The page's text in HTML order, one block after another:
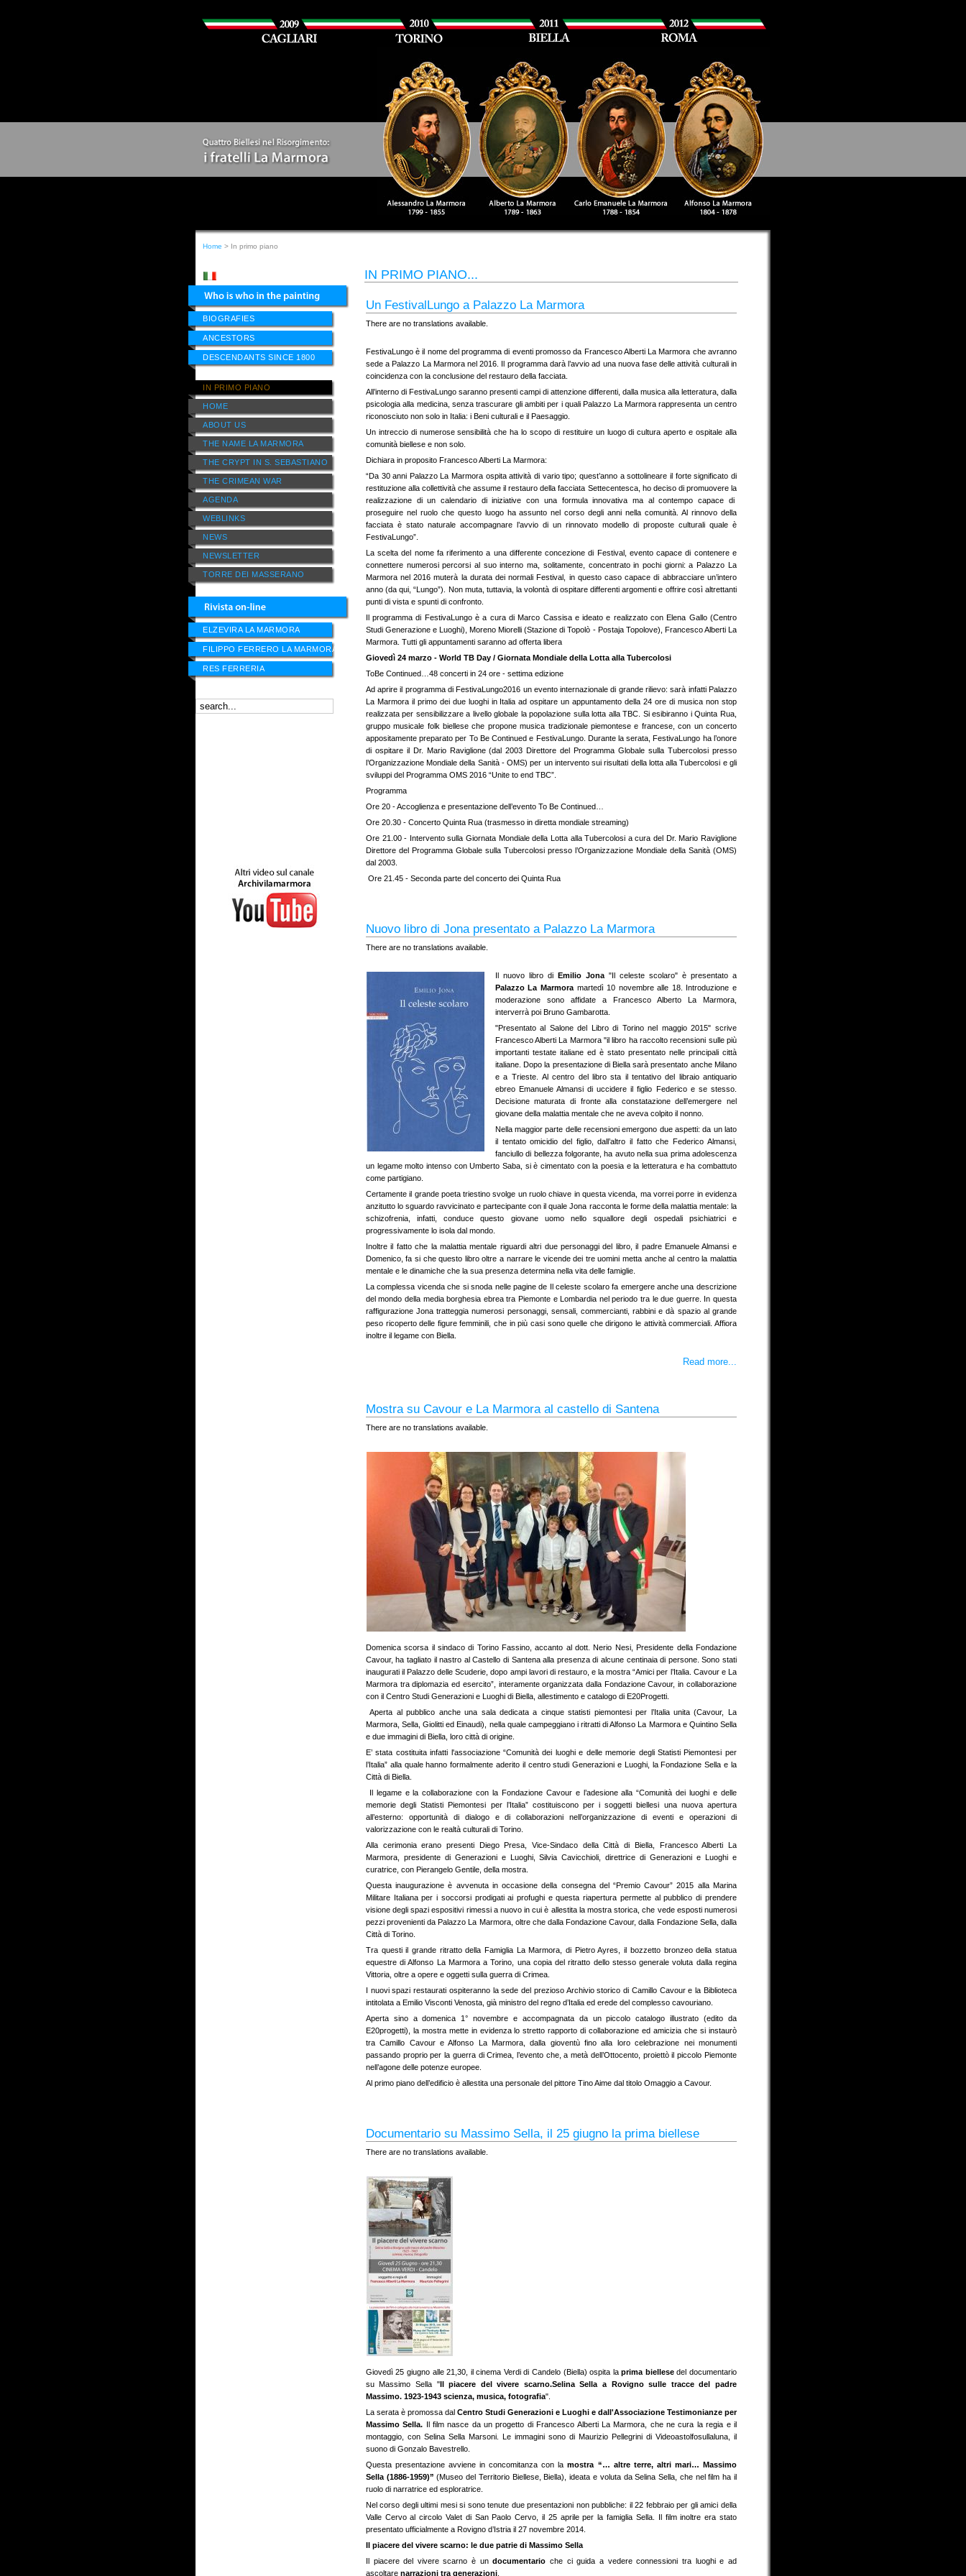
Home > In primo piano
BIOGRAFIES
ANCESTORS
DESCENDANTS SINCE 1800
IN PRIMO PIANO
HOME
ABOUT US
THE NAME LA MARMORA
THE CRYPT IN S. SEBASTIANO
THE CRIMEAN WAR
AGENDA
WEBLINKS
NEWS
NEWSLETTER
TORRE DEI MASSERANO
ELZEVIRA LA MARMORA
FILIPPO FERRERO LA MARMORA
RES FERRERIA
IN PRIMO PIANO...
Un FestivalLungo a Palazzo La Marmora
There are no translations available.
FestivaLungo è il nome del programma di eventi promosso da Francesco Alberti La Marmora che avranno
sede a Palazzo La Marmora nel 2016. Il programma darà l’avvio ad una nuova fase delle attività culturali in
coincidenza con la conclusione del restauro della facciata.
All’interno di FestivaLungo saranno presenti campi di attenzione differenti, dalla musica alla letteratura, dalla
psicologia alla medicina, senza trascurare gli ambiti per i quali Palazzo La Marmora rappresenta un centro
riconosciuto non solo in Italia: i Beni culturali e il Paesaggio.
Un intreccio di numerose sensibilità che ha lo scopo di restituire un luogo di cultura aperto e ospitale alla
comunità biellese e non solo.
Dichiara in proposito Francesco Alberti La Marmora:
“Da 30 anni Palazzo La Marmora ospita attività di vario tipo; quest’anno a sottolineare il forte significato di
restituzione alla collettività che assume il restauro della facciata Settecentesca, ho deciso di promuovere la
realizzazione di un calendario di iniziative con una formula innovativa ma al contempo capace di
proseguire nel ruolo che questo luogo ha assunto nel corso degli anni nella comunità. Al rinnovo della
facciata è stato naturale accompagnare l’avvio di un rinnovato modello di proposte culturali quale è
FestivaLungo”.
La scelta del nome fa riferimento a una differente concezione di Festival, evento capace di contenere e
connettere numerosi percorsi al suo interno ma, solitamente, concentrato in pochi giorni: a Palazzo La
Marmora nel 2016 muterà la durata dei normali Festival, in questo caso capace di abbracciare un’intero
anno (da qui, “Lungo”). Non muta, tuttavia, la volontà di ospitare differenti argomenti e offrire così altrettanti
punti di vista e spunti di confronto.
Il programma di FestivaLungo è a cura di Marco Cassisa e ideato e realizzato con Elena Gallo (Centro
Studi Generazione e Luoghi), Moreno Miorelli (Stazione di Topolò - Postaja Topolove), Francesco Alberti La
Marmora. Tutti gli appuntamenti saranno ad offerta libera
Giovedì 24 marzo - World TB Day / Giornata Mondiale della Lotta alla Tubercolosi
ToBe Continued…48 concerti in 24 ore - settima edizione
Ad aprire il programma di FestivaLungo2016 un evento internazionale di grande rilievo: sarà infatti Palazzo
La Marmora il primo dei due luoghi in Italia ad ospitare un appuntamento della 24 ore di musica non stop
realizzata per sensibilizzare a livello globale la popolazione sulla lotta alla TBC. Si esibiranno i Quinta Rua,
gruppo musicale folk biellese che propone musica tradizionale piemontese e francese, con un concerto
appositamente preparato per To Be Continued e FestivaLungo. Durante la serata, FestivaLungo ha l’onore
di ospitare il Dr. Mario Raviglione (dal 2003 Direttore del Programma Globale sulla Tubercolosi presso
l’Organizzazione Mondiale della Sanità - OMS) per un intervento sui risultati della lotta alla Tubercolosi e gli
sviluppi del Programma OMS 2016 “Unite to end TBC”.
Programma
Ore 20 - Accoglienza e presentazione dell’evento To Be Continued…
Ore 20.30 - Concerto Quinta Rua (trasmesso in diretta mondiale streaming)
Ore 21.00 - Intervento sulla Giornata Mondiale della Lotta alla Tubercolosi a cura del Dr. Mario Raviglione
Direttore del Programma Globale sulla Tubercolosi presso l’Organizzazione Mondiale della Sanità (OMS)
dal 2003.
Ore 21.45 - Seconda parte del concerto dei Quinta Rua
Nuovo libro di Jona presentato a Palazzo La Marmora
There are no translations available.
Il nuovo libro di Emilio Jona"Il celeste scolaro" è presentato a
Palazzo La Marmora martedì 10 novembre alle 18. Introduzione e
moderazione sono affidate a Francesco Alberto La Marmora,
interverrà poi Bruno Gambarotta.
"Presentato al Salone del Libro di Torino nel maggio 2015" scrive
Francesco Alberti La Marmora "il libro ha raccolto recensioni sulle più
importanti testate italiane ed è stato presentato nelle principali città
italiane.Dopo la presentazione di Biella sarà presentato anche Milano
e a Trieste. Al centro del libro sta il tentativo del libraio antiquario
ebreo Emanuele Almansi di uccidere il figlio Federico e se stesso.
Decisione maturata di fronte alla constatazione dell’emergere nel
giovane della malattia mentale che ne aveva colpito il nonno.
Nella maggior parte delle recensioni emergono due aspetti: da un lato
il tentato omicidio del figlio, dall’altro il fatto che Federico Almansi,
fanciullo di bellezza folgorante, ha avuto nella sua prima adolescenza
un legame molto intenso con Umberto Saba, si è cimentato con la poesia e la letteratura e ha combattuto
come partigiano.
Certamente il grande poeta triestino svolge un ruolo chiave in questa vicenda, ma vorrei porre in evidenza
anzitutto lo sguardo ravvicinato e partecipante con il quale Jona racconta le forme della malattia mentale: la
schizofrenia, infatti, conduce questo giovane uomo nello squallore degli ospedali psichiatrici e
progressivamente lo isola dal mondo.
Inoltre il fatto che la malattia mentale riguardi altri due personaggi del libro, il padre Emanuele Almansi e
Domenico, fa si che questo libro oltre a narrare le vicende dei tre uomini metta anche al centro la malattia
mentale e le dinamiche che la sua presenza determina nella vita delle famiglie.
La complessa vicenda che si snoda nelle pagine de Il celeste scolaro fa emergere anche una descrizione
del mondo della media borghesia ebrea tra Piemonte e Lombardia nel periodo tra le due guerre. In questa
raffigurazione Jona tratteggia numerosi personaggi, sensali, commercianti, rabbini e dà spazio al grande
peso ricoperto delle figure femminili, che in più casi sono quelle che dirigono le attività commerciali. Affiora
inoltre il legame con Biella.
Read more...
Mostra su Cavour e La Marmora al castello di Santena
There are no translations available.
Domenica scorsa il sindaco di Torino Fassino, accanto al dott. Nerio Nesi, Presidente della Fondazione
Cavour, ha tagliato il nastro al Castello di Santena alla presenza di alcune centinaia di persone. Sono stati
inaugurati il Palazzo delle Scuderie, dopo ampi lavori di restauro, e la mostra “Amici per l’Italia. Cavour e La
Marmora tra diplomazia ed esercito”, interamente organizzata dalla Fondazione Cavour, in collaborazione
con il Centro Studi Generazioni e Luoghi di Biella, allestimento e catalogo di E20Progetti.
Aperta al pubblico anche una sala dedicata a cinque statisti piemontesi per l’Italia unita (Cavour, La
Marmora, Sella, Giolitti ed Einaudi), nella quale campeggiano i ritratti di Alfonso La Marmora e Quintino Sella
e due immagini di Biella, loro città di origine.
E’ stata costituita infatti l'associazione “Comunità dei luoghi e delle memorie degli Statisti Piemontesi per
l’Italia” alla quale hanno formalmente aderito il centro studi Generazioni e Luoghi, la Fondazione Sella e la
Città di Biella.
Il legame e la collaborazione con la Fondazione Cavour e l’adesione alla “Comunità dei luoghi e delle
memorie degli Statisti Piemontesi per l’Italia” costituiscono per i soggetti biellesi una nuova apertura
all’esterno: opportunità di dialogo e di collaborazioni nell’organizzazione di eventi e operazioni di
valorizzazione con le realtà culturali di Torino.
Alla cerimonia erano presenti Diego Presa, Vice-Sindaco della Città di Biella, Francesco Alberti La
Marmora, presidente di Generazioni e Luoghi, Silvia Cavicchioli, direttrice di Generazioni e Luoghi e
curatrice, con Pierangelo Gentile, della mostra.
Questa inaugurazione è avvenuta in occasione della consegna del “Premio Cavour” 2015 alla Marina
Militare Italiana per i soccorsi prodigati ai profughi e questa riapertura permette al pubblico di prendere
visione degli spazi espositivi rimessi a nuovo in cui è allestita la mostra storica, che vede esposti numerosi
pezzi provenienti da Palazzo La Marmora, oltre che dalla Fondazione Cavour, dalla Fondazione Sella, dalla
Città di Torino.
Tra questi il grande ritratto della Famiglia La Marmora, di Pietro Ayres, il bozzetto bronzeo della statua
equestre di Alfonso La Marmora a Torino, una copia del ritratto dello stesso generale voluta dalla regina
Vittoria, oltre a opere e oggetti sulla guerra di Crimea.
I nuovi spazi restaurati ospiteranno la sede del prezioso Archivio storico di Camillo Cavour e la Biblioteca
intitolata a Emilio Visconti Venosta, già ministro del regno d’Italia ed erede del complesso cavouriano.
Aperta sino a domenica 1° novembre e accompagnata da un piccolo catalogo illustrato (edito da
E20progetti), la mostra mette in evidenza lo stretto rapporto di collaborazione ed amicizia che si instaurò
tra Camillo Cavour e Alfonso La Marmora, dalla gioventù fino alla loro celebrazione nei monumenti
passando proprio per la guerra di Crimea, l’evento che, a metà dell’Ottocento, proiettò il piccolo Piemonte
nell’agone delle potenze europee.
Al primo piano dell’edificio è allestita una personale del pittore Tino Aime dal titolo Omaggio a Cavour.
Documentario su Massimo Sella, il 25 giugno la prima biellese
There are no translations available.
Giovedì 25 giugno alle 21,30, il cinema Verdi di Candelo (Biella) ospita laprima biellesedel documentario
su Massimo Sella "Il piacere del vivere scarno.Selina Sella a Rovigno sulle tracce del padre
Massimo. 1923-1943 scienza, musica, fotografia".
La serata è promossa dal Centro Studi Generazioni e Luoghi e dall'Associazione Testimonianze per
Massimo Sella. Il film nasce da un progetto di Francesco Alberti La Marmora, che ne cura la regia e il
montaggio, con Selina Sella Marsoni. Le immagini sono di Maurizio Pellegrini di Videoastolfosullaluna, il
suono di Gonzalo Bavestrello.
Questa presentazione avviene in concomitanza con lamostra “… altre terre, altri mari… Massimo
Sella (1886-1959)” (Museo del Territorio Biellese, Biella), ideata e voluta da Selina Sella, che nel film ha il
ruolo di narratrice ed esploratrice.
Nel corso degli ultimi mesi si sono tenute due presentazioni non pubbliche: il 22 febbraio per gli amici della
Valle Cervo al circolo Valet di San Paolo Cervo, il 25 aprile per la famiglia Sella.
Il film inoltre era stato
presentato ufficialmente a Rovigno d’Istria il 27 novembre 2014.
Il piacere del vivere scarno: le due patrie di Massimo Sella
Il piacere del vivere scarno è undocumentario che ci guida a vedere connessioni tra luoghi e ad
ascoltare narrazioni tra generazioni.